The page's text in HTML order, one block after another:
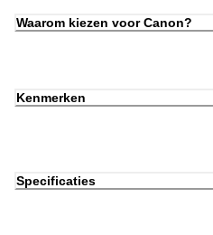
Waarom kiezen voor Canon?
Kenmerken
Specificaties